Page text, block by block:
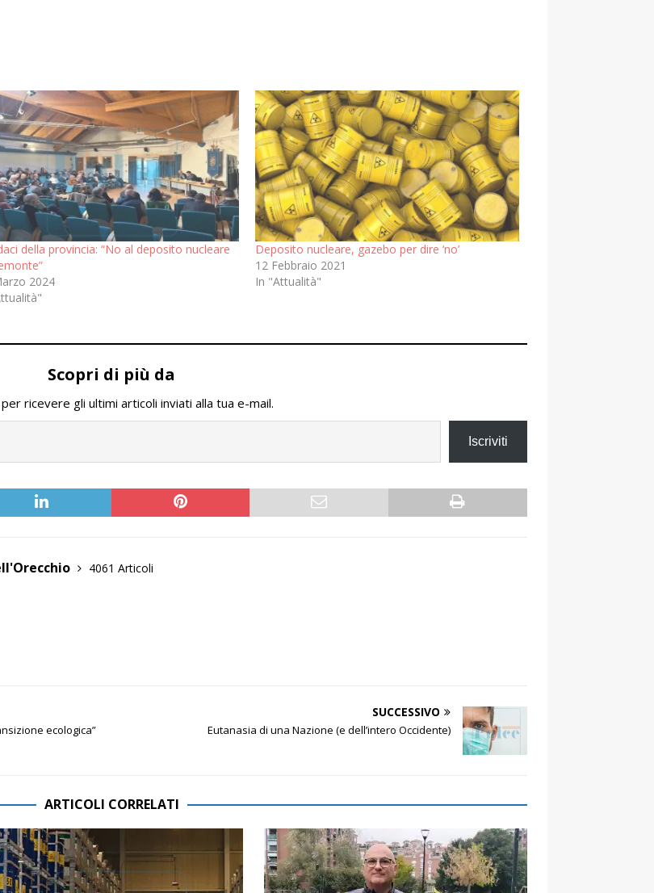
della provincia: “No al deposito nucleare
2024
Deposito nucleare, gazebo per dire ‘no’
12 Febbraio 2021
In "Attualità"
Scopri di più da
ricevere gli ultimi articoli inviati alla tua e-mail.
Iscriviti
4061 Articoli
ecologica”
SUCCESSIVO
Eutanasia di una Nazione (e dell’intero Occidente)
ARTICOLI CORRELATI